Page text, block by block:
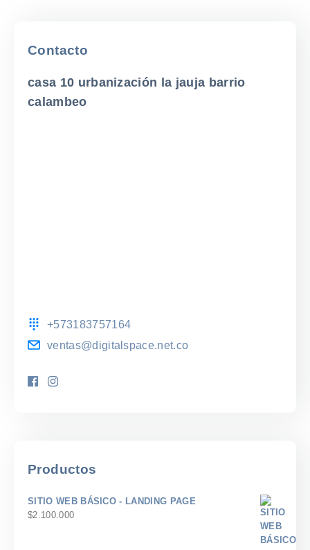
Contacto
casa 10 urbanización la jauja barrio
calambeo
+573183757164
ventas@digitalspace.net.co
Productos
SITIO WEB BÁSICO - LANDING PAGE
$2.100.000